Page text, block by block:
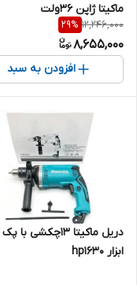
ماکیتا ژاپن ۳۶ولت
12,246,000
29%
8,655,000
افزودن به سبد
دریل ماکیتا 13چکشی
ابزار hp1630